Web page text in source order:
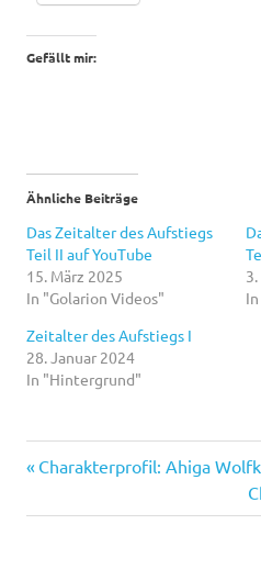
Gefällt mir:
Ähnliche Beiträge
Das Zeitalter des Aufstiegs
Teil II auf YouTube
15. März 2025
In "Golarion Videos"
Zeitalter des Aufstiegs I
28. Januar 2024
In "Hintergrund"
Vorheriger
Charakterprofil: Ahiga